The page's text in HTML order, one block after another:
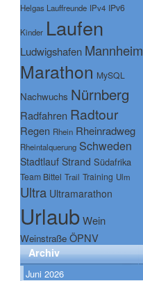
Helgas Lauffreunde IPv4 IPv6
Kinder Laufen
Ludwigshafen Mannheim
Marathon MySQL
Nachwuchs Nürnberg
Radfahren Radtour
Regen Rhein Rheinradweg
Rheintalquerung Schweden
Stadtlauf Strand Südafrika
Team Bittel Trail Training Ulm
Ultra Ultramarathon
UrlaubWein
Weinstraße ÖPNV
Archiv
Juni 2026